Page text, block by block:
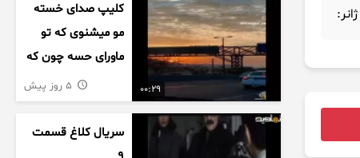
ژانر:
00:29
کلیپ صدای خسته
مو میشنوی که تو
ماورای حسه چون که
داریم می رسیم به
اخرای قصه
سریال کلاغ قسمت